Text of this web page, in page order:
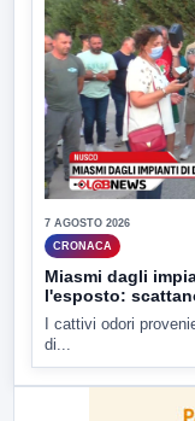
7 AGOSTO 2026
CRONACA
Miasmi dagli
l'esposto:
I cattivi odori
di...